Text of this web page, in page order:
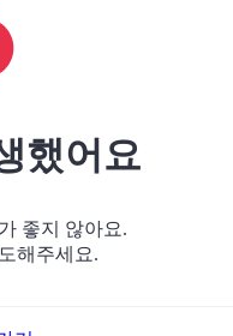
했어요
좋지 않아요.
해주세요.